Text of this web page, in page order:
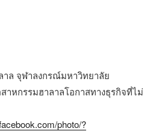
าล จุฬาลงกรณ์มหาวิทยาลัย
าหกรรมฮาลาลโอกาสทางธุรกิจที่ไม่
photo/?